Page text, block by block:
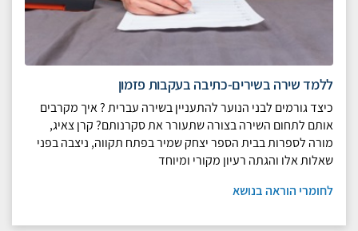
ללמד שירה בשירים-כתיבה בעקבות פזמון
כיצד גורמים לבני הנוער להתעניין בשירה עברית ? איך מקרבים
אותם לתחום השירה בצורה שתעורר את סקרנותם? קרן צאיג,
מורה לספרות בבית הספר יצחק שמיר בפתח תקווה, ניצבה בפני
שאלות אלו והגתה רעיון מקורי ומיוחד
לחומרי הוראה בנושא